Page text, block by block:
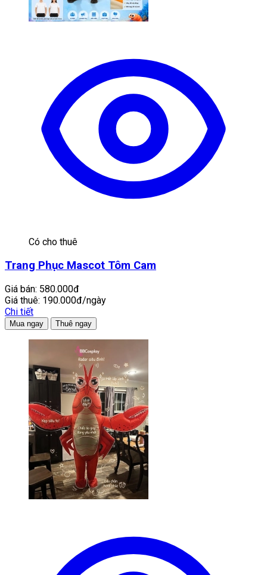
Có cho thuê
Trang Phục Mascot Tôm Cam
Giá bán: 580.000đ
Giá thuê: 190.000đ/ngày
Chi tiết
Mua ngay Thuê ngay